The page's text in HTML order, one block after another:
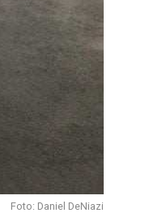
Foto: Daniel DeNiazi